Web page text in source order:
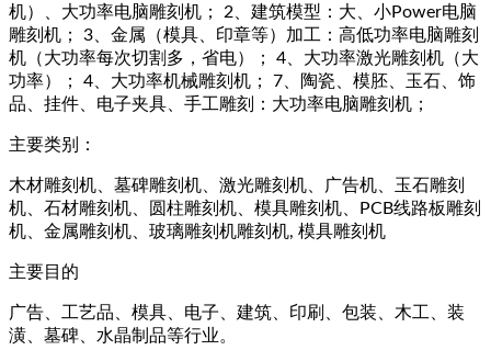
机）、大功率电脑雕刻机； 2、建筑模型：大、小Power电脑
雕刻机； 3、金属（模具、印章等）加工：高低功率电脑雕刻
机（大功率每次切割多，省电）； 4、大功率激光雕刻机（大
功率）； 4、大功率机械雕刻机； 7、陶瓷、模胚、玉石、饰
品、挂件、电子夹具、手工雕刻：大功率电脑雕刻机；
主要类别：
木材雕刻机、墓碑雕刻机、激光雕刻机、广告机、玉石雕刻
机、石材雕刻机、圆柱雕刻机、模具雕刻机、PCB线路板雕刻
机、金属雕刻机、玻璃雕刻机雕刻机, 模具雕刻机
主要目的
广告、工艺品、模具、电子、建筑、印刷、包装、木工、装
潢、墓碑、水晶制品等行业。